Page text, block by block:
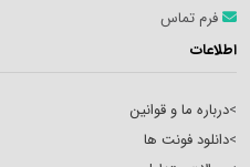
فرم تماس
اطلاعات
>درباره ما و قوانین
>دانلود فونت ها